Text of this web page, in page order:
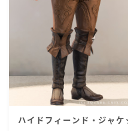
ハイドフィーンド・ジャケ